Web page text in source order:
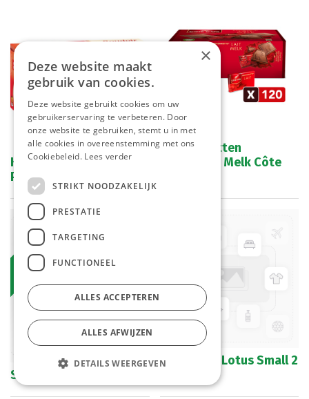
Koekjes Boudoir Lu
Pakje 165 gr
Mignonnetten
Chocolade Melk Côte
Bestelartikel
Spinning Pop Mix 15 gr
Speculaas Lotus Small 2
×
Deze website maakt
gebruik van cookies.
Deze website gebruikt cookies om uw
gebruikerservaring te verbeteren. Door
onze website te gebruiken, stemt u in met
alle cookies in overeenstemming met ons
Cookiebeleid. Lees verder
STRIKT NOODZAKELIJK
PRESTATIE
TARGETING
FUNCTIONEEL
ALLES ACCEPTEREN
ALLES AFWIJZEN
DETAILS WEERGEVEN